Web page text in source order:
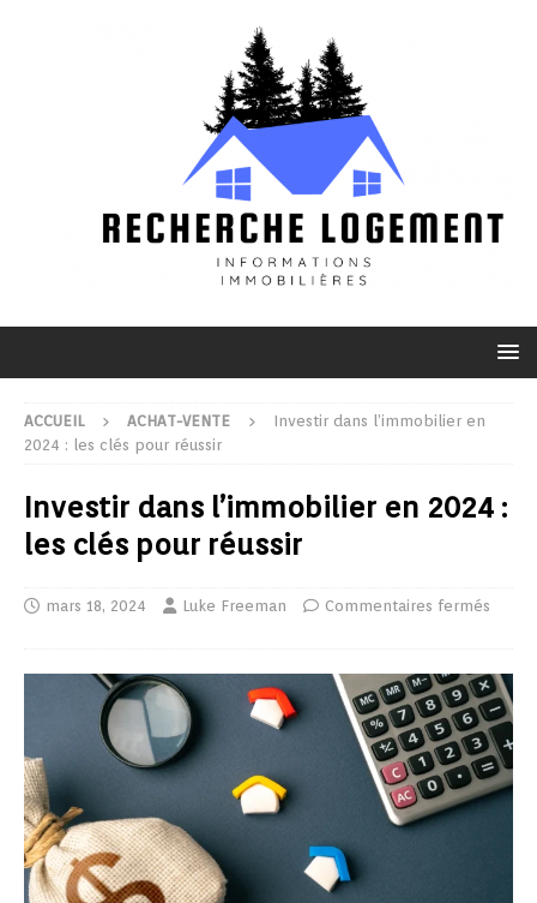
ACCUEIL ACHAT-VENTE
Investir dans l’immobilier en
2024 : les clés pour réussir
Investir dans l’immobilier en 2024 :
les clés pour réussir
mars 18, 2024 Luke Freeman Commentaires fermés